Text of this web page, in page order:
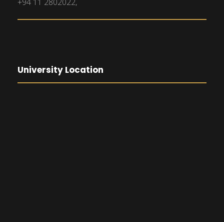
University Location